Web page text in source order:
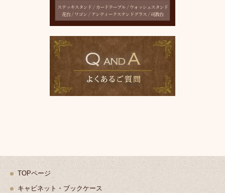
TOPページ
キャビネット・ブックケース